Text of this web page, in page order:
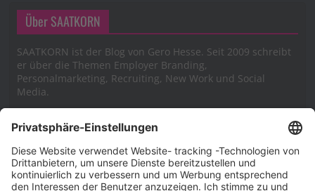
Über SAATKORN
SAATKORN ist der Blog von Gero Hesse. Seit 2009 schreibt
er über die Themen Employer Branding,
Personalmarketing, Recruiting, New Work und Social
Media.
Impressum